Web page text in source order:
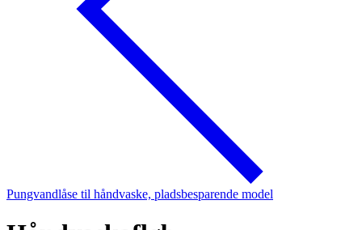
Pungvandlåse til håndvaske, pladsbesparende model